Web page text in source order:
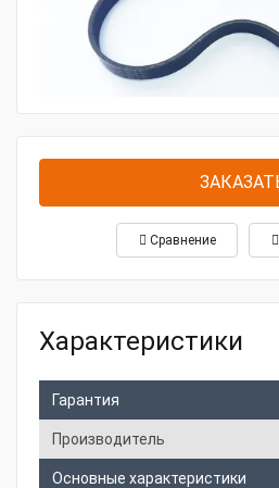
Сравнение
Характеристики
Гарантия
Производитель
Основные характеристики